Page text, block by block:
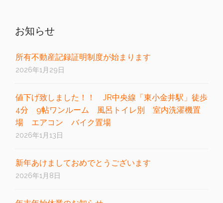
お知らせ
所有不動産記録証明制度が始まります
2026年1月29日
値下げ致しました！！ JR中央線「東小金井駅」徒歩
4分 9帖ワンルーム 風呂トイレ別 室内洗濯機置
場 エアコン バイク置場
2026年1月13日
新年あけましておめでとうございます
2026年1月8日